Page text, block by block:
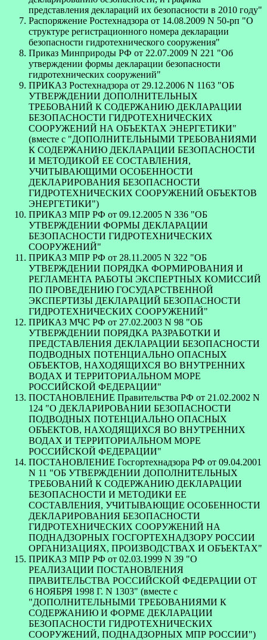
представления деклараций их безопасности в 2010 году"
Распоряжение Ростехнадзора от 14.08.2009 N 50-рп "О
структуре регистрационного номера декларации
безопасности гидротехнического сооружения"
Приказ Минприроды РФ от 22.07.2009 N 221 "Об
утверждении формы декларации безопасности
гидротехнических сооружений"
ПРИКАЗ Ростехнадзора от 29.12.2006 N 1163 "ОБ
УТВЕРЖДЕНИИ ДОПОЛНИТЕЛЬНЫХ
ТРЕБОВАНИЙ К СОДЕРЖАНИЮ ДЕКЛАРАЦИИ
БЕЗОПАСНОСТИ ГИДРОТЕХНИЧЕСКИХ
СООРУЖЕНИЙ НА ОБЪЕКТАХ ЭНЕРГЕТИКИ"
(вместе с "ДОПОЛНИТЕЛЬНЫМИ ТРЕБОВАНИЯМИ
К СОДЕРЖАНИЮ ДЕКЛАРАЦИИ БЕЗОПАСНОСТИ
И МЕТОДИКОЙ ЕЕ СОСТАВЛЕНИЯ,
УЧИТЫВАЮЩИМИ ОСОБЕННОСТИ
ДЕКЛАРИРОВАНИЯ БЕЗОПАСНОСТИ
ГИДРОТЕХНИЧЕСКИХ СООРУЖЕНИЙ ОБЪЕКТОВ
ЭНЕРГЕТИКИ")
ПРИКАЗ МПР РФ от 09.12.2005 N 336 "ОБ
УТВЕРЖДЕНИИ ФОРМЫ ДЕКЛАРАЦИИ
БЕЗОПАСНОСТИ ГИДРОТЕХНИЧЕСКИХ
СООРУЖЕНИЙ"
ПРИКАЗ МПР РФ от 28.11.2005 N 322 "ОБ
УТВЕРЖДЕНИИ ПОРЯДКА ФОРМИРОВАНИЯ И
РЕГЛАМЕНТА РАБОТЫ ЭКСПЕРТНЫХ КОМИССИЙ
ПО ПРОВЕДЕНИЮ ГОСУДАРСТВЕННОЙ
ЭКСПЕРТИЗЫ ДЕКЛАРАЦИЙ БЕЗОПАСНОСТИ
ГИДРОТЕХНИЧЕСКИХ СООРУЖЕНИЙ"
ПРИКАЗ МЧС РФ от 27.02.2003 N 98 "ОБ
УТВЕРЖДЕНИИ ПОРЯДКА РАЗРАБОТКИ И
ПРЕДСТАВЛЕНИЯ ДЕКЛАРАЦИИ БЕЗОПАСНОСТИ
ПОДВОДНЫХ ПОТЕНЦИАЛЬНО ОПАСНЫХ
ОБЪЕКТОВ, НАХОДЯЩИХСЯ ВО ВНУТРЕННИХ
ВОДАХ И ТЕРРИТОРИАЛЬНОМ МОРЕ
РОССИЙСКОЙ ФЕДЕРАЦИИ"
ПОСТАНОВЛЕНИЕ Правительства РФ от 21.02.2002 N
124 "О ДЕКЛАРИРОВАНИИ БЕЗОПАСНОСТИ
ПОДВОДНЫХ ПОТЕНЦИАЛЬНО ОПАСНЫХ
ОБЪЕКТОВ, НАХОДЯЩИХСЯ ВО ВНУТРЕННИХ
ВОДАХ И ТЕРРИТОРИАЛЬНОМ МОРЕ
РОССИЙСКОЙ ФЕДЕРАЦИИ"
ПОСТАНОВЛЕНИЕ Госгортехнадзора РФ от 09.04.2001
N 11 "ОБ УТВЕРЖДЕНИИ ДОПОЛНИТЕЛЬНЫХ
ТРЕБОВАНИЙ К СОДЕРЖАНИЮ ДЕКЛАРАЦИИ
БЕЗОПАСНОСТИ И МЕТОДИКИ ЕЕ
СОСТАВЛЕНИЯ, УЧИТЫВАЮЩИЕ ОСОБЕННОСТИ
ДЕКЛАРИРОВАНИЯ БЕЗОПАСНОСТИ
ГИДРОТЕХНИЧЕСКИХ СООРУЖЕНИЙ НА
ПОДНАДЗОРНЫХ ГОСГОРТЕХНАДЗОРУ РОССИИ
ОРГАНИЗАЦИЯХ, ПРОИЗВОДСТВАХ И ОБЪЕКТАХ"
ПРИКАЗ МПР РФ от 02.03.1999 N 39 "О
РЕАЛИЗАЦИИ ПОСТАНОВЛЕНИЯ
ПРАВИТЕЛЬСТВА РОССИЙСКОЙ ФЕДЕРАЦИИ ОТ
6 НОЯБРЯ 1998 Г. N 1303" (вместе с
"ДОПОЛНИТЕЛЬНЫМИ ТРЕБОВАНИЯМИ К
СОДЕРЖАНИЮ И ФОРМЕ ДЕКЛАРАЦИИ
БЕЗОПАСНОСТИ ГИДРОТЕХНИЧЕСКИХ
СООРУЖЕНИЙ, ПОДНАДЗОРНЫХ МПР РОССИИ")